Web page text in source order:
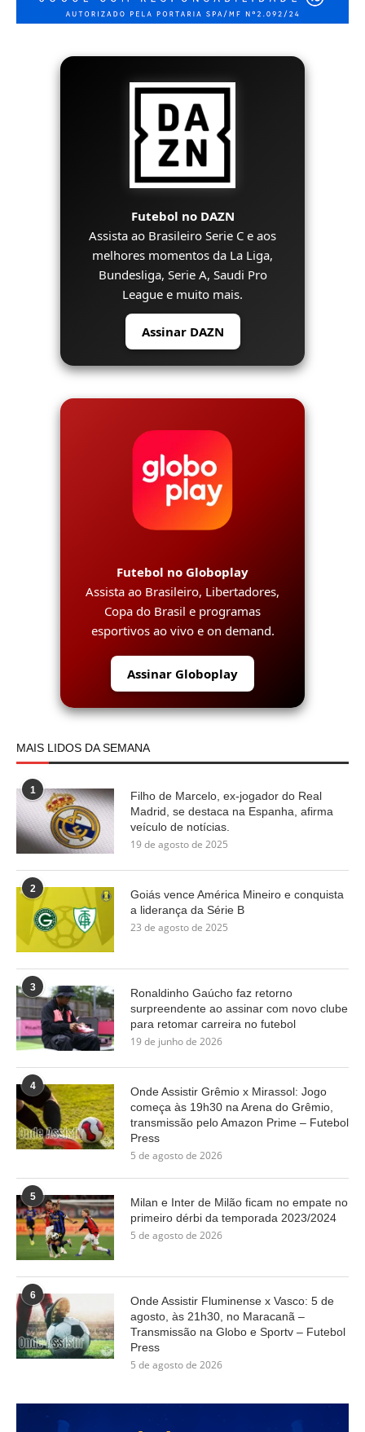
Futebol no DAZN
Assista ao Brasileiro Serie C e aos
melhores momentos da La Liga,
Bundesliga, Serie A, Saudi Pro
League e muito mais.
Assinar DAZN
Futebol no Globoplay
Assista ao Brasileiro, Libertadores,
Copa do Brasil e programas
esportivos ao vivo e on demand.
Assinar Globoplay
MAIS LIDOS DA SEMANA
1
Filho de Marcelo, ex-jogador do Real
Madrid, se destaca na Espanha, afirma
veículo de notícias.
19 de agosto de 2025
2
Goiás vence América Mineiro e conquista
a liderança da Série B
23 de agosto de 2025
3
Ronaldinho Gaúcho faz retorno
surpreendente ao assinar com novo clube
para retomar carreira no futebol
19 de junho de 2026
4
Onde Assistir Grêmio x Mirassol: Jogo
começa às 19h30 na Arena do Grêmio,
transmissão pelo Amazon Prime – Futebol
Press
5 de agosto de 2026
5
Milan e Inter de Milão ficam no empate no
primeiro dérbi da temporada 2023/2024
5 de agosto de 2026
6
Onde Assistir Fluminense x Vasco: 5 de
agosto, às 21h30, no Maracanã –
Transmissão na Globo e Sportv – Futebol
Press
5 de agosto de 2026